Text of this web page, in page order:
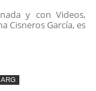
y con Videos,
Cisneros García, es